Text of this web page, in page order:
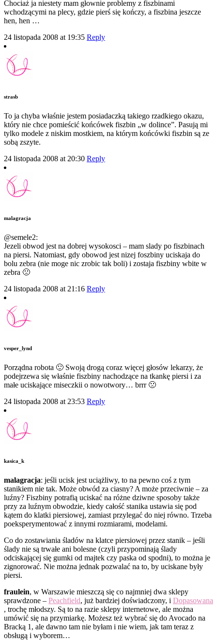
Chociaż ja niestety mam głownie problemy z fiszbinami
wchodzącymi na plecy, gdzie pierś się kończy, a fiszbina jeszcze
hen, hen …
24 listopada 2008 at 19:35 Reply
strasb
To ja chyba właśnie jestem posiadaczką takiego rzadkiego okazu,
który nie chce pomieścić końcówek fiszbin „w dolince”. Pasują mi
tylko modele z niskim mostkiem, na którym końcówki fiszbin są ze
sobą zszyte.
24 listopada 2008 at 20:30 Reply
malagracja
@semele2:
Jezeli obwod jest na dobrej wysokosci – mam slady po fiszbinach
na piersi. Natomiast, gdy obowod jest nizej foszbiny uciskaja do
bolu zebra (nie moge nic zrobic tak boli) i zostaja fiszbiny wbite w
zebra 🙁
24 listopada 2008 at 21:16 Reply
vesper_lynd
Porządna robota 🙂 Swoją drogą coraz więcej głosów lekarzy, że
podejrzewa się właśnie fiszbiny nachodzące na tkankę piersi i za
małe uciskające miseczkii o nowotwory… brrr 🙁
24 listopada 2008 at 23:53 Reply
kasica_k
malagracja: jeśli ucisk jest uciążliwy, to na pewno coś z tym
stanikiem nie tak. Może obwód za ciasny? A może przeciwnie – za
luźny? Fiszbiny potrafią uciskać na różne dziwne sposoby także
przy za luźnym obwodzie, kiedy całość stanika ustawia się pod
kątem do klatki piersiowej, zamiast przylegać do niej równo. Trzeba
poeksperymentować z innymi rozmiarami, modelami.
Co do zostawiania śladów na klatce piersiowej przez stanik – jeśli
ślady nie są trwałe ani bolesne (czyli przypominają ślady
odciskającej się gumki od majtek czy paska od spodni), to można je
zignorować. Nie można jednak pozwalać na to, by uciskane były
piersi.
fraulein, w Warszawie mieszczą się co najmniej dwa sklepy
sprawdzone – Peachfield, już bardziej doświadczony, i Dopasowana
, trochę młodszy. Są to na razie sklepy internetowe, ale można
umówić się na przymiarkę. Możesz też wybrać się do Avocado na
Bracką 1, ale dawno tam nie byłam i nie wiem, jak tam teraz z
obsługą i wyborem…